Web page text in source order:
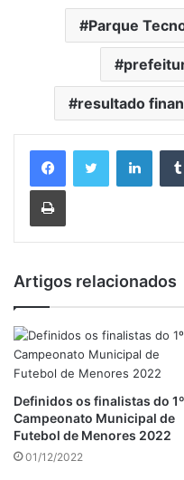
Parque
resultado
Imprimir
Artigos relacionados
Definidos os finalistas do 1º
Campeonato Municipal de
Futebol de Menores 2022
01/12/2022